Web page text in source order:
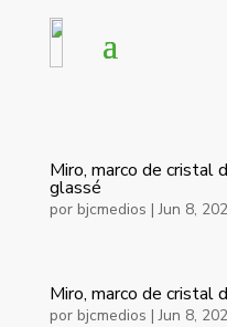
Miro, marco de cristal
glassé
por bjcmedios |Jun 8,
Miro, marco de cristal
por bjcmedios |Jun 8,